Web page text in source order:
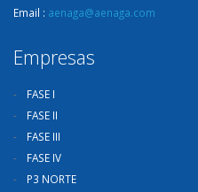
Email : aenaga@aenaga.com
Empresas
FASE I
FASE II
FASE III
FASE IV
P3 NORTE